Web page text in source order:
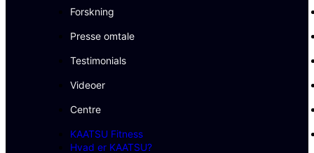
Forskning
Presse omtale
Testimonials
Videoer
Centre
KAATSU Fitness
Hvad er KAATSU?